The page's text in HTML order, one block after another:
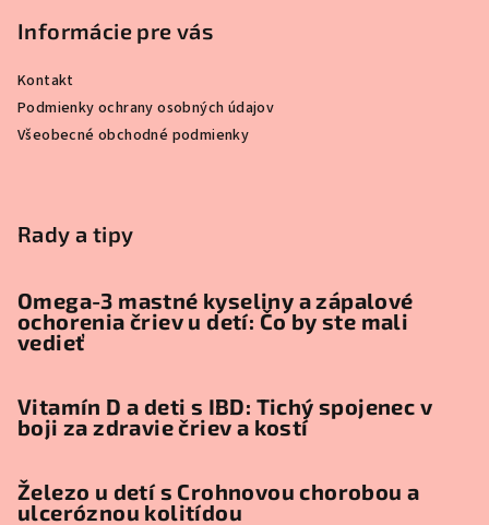
Informácie pre vás
Kontakt
Podmienky ochrany osobných údajov
Všeobecné obchodné podmienky
Rady a tipy
Omega-3 mastné kyseliny a zápalové
ochorenia čriev u detí: Čo by ste mali
vedieť
Vitamín D a deti s IBD: Tichý spojenec v
boji za zdravie čriev a kostí
Železo u detí s Crohnovou chorobou a
ulceróznou kolitídou